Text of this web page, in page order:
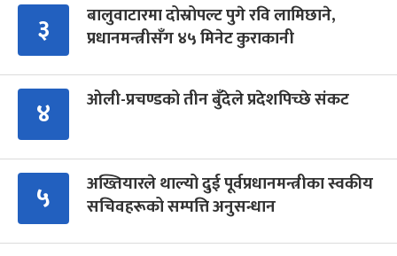
३
बालुवाटारमा दोस्रोपल्ट पुगे रवि लामिछाने,
प्रधानमन्त्रीसँग ४५ मिनेट कुराकानी
४ ओली-प्रचण्डको तीन बुँदेले प्रदेशपिच्छे संकट
५
अख्तियारले थाल्यो दुई पूर्वप्रधानमन्त्रीका स्वकीय
सचिवहरूको सम्पत्ति अनुसन्धान